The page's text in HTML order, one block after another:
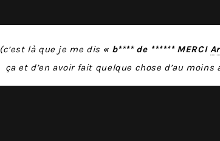
(c’est là que je me dis « b**** de ****** MERCI
ça et d’en avoir fait quelque chose d’au